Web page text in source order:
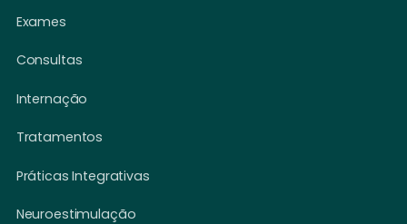
Exames
Consultas
Internação
Tratamentos
Práticas Integrativas
Neuroestimulação